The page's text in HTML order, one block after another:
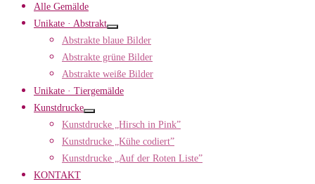
Alle Gemälde
Unikate · Abstrakt
Abstrakte blaue Bilder
Abstrakte grüne Bilder
Abstrakte weiße Bilder
Unikate · Tiergemälde
Kunstdrucke
Kunstdrucke „Hirsch in Pink”
Kunstdrucke „Kühe codiert”
Kunstdrucke „Auf der Roten Liste”
KONTAKT